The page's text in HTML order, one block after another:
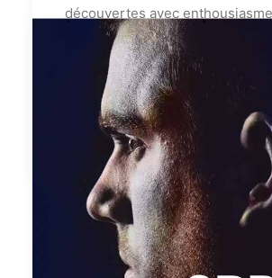
découvertes avec
Nicole LABBE-Crédit photos:
VIGNAUD
by limousin